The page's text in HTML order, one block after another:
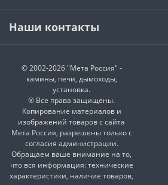
Наши контакты
© 2002-2026 "Мета Россия" -
камины, печи, дымоходы,
установка.
® Все права защищены.
Копирование материалов и
изображений товаров с сайта
Мета Россия, разрешены только с
согласия администрации.
Обращаем ваше внимание на то,
что вся информация: технические
характеристики, наличие товаров,